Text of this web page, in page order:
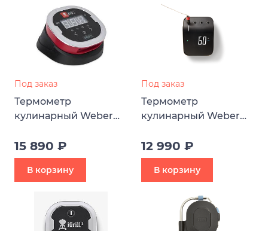
Под заказ
Термометр
кулинарный Weber
15 890 ₽
В корзину
Под заказ
Термометр
кулинарный Weber
Hub
12 990 ₽
В корзину